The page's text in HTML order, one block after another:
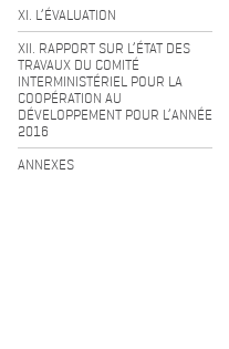
XI. L’ÉVALUATION
XII. RAPPORT SUR L’ÉTAT DES
TRAVAUX DU COMITÉ
INTERMINISTÉRIEL POUR LA
COOPÉRATION AU
DÉVELOPPEMENT POUR L’ANNÉE
2016
ANNEXES